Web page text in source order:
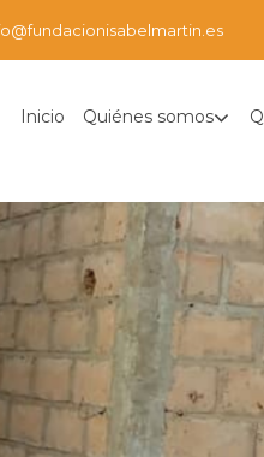
Inicio Quiénes somos